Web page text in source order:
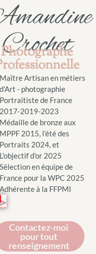
Crochet
Photographe
Maître Artisan en métiers
d'Art - photographie
Portraitiste de France
2017-2019-2023
Médaille de bronze aux
MPPF 2015, l’été des
Portraits 2024, et
L'objectif d'or 2025
Sélection en équipe de
France pour la WPC 2025
Adhérente à la FFPMI
Contactez-moi
pour tout
renseignement